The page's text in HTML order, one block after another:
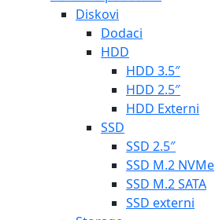
Diskovi
Dodaci
HDD
HDD 3.5″
HDD 2.5″
HDD Externi
SSD
SSD 2.5″
SSD M.2 NVMe
SSD M.2 SATA
SSD externi